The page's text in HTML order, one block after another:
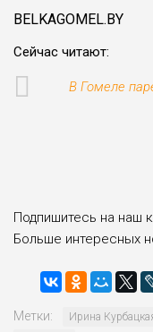
BELKAGOMEL.BY
Сейчас читают:
В Гомеле
Подпишитесь на наш
Больше интересных
Метки: Ирина